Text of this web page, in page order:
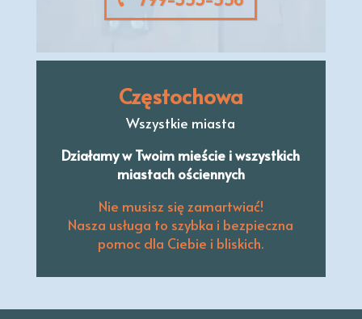
Częstochowa
Wszystkie miasta
Działamy w Twoim mieście i wszystkich
miastach ościennych
Nie musisz się zamartwiać!
Nasza usługa to szybka i bezpieczna
pomoc dla Ciebie i bliskich.